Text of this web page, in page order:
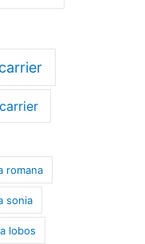
romana
sonia
lobos